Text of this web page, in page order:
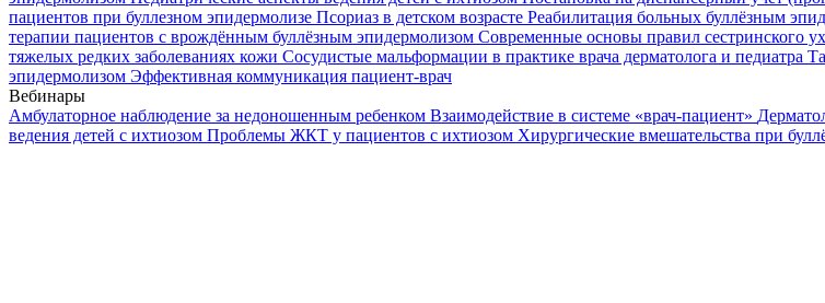
пациентов при буллезном эпидермолизе Псориаз в детском возрасте Реабилитация больных буллёзным
терапии пациентов с врождённым буллёзным эпидермолизом Современные основы правил сестринского
тяжелых редких заболеваниях кожи Сосудистые мальформации в практике врача дерматолога и педиатра
эпидермолизом Эффективная коммуникация пациент-врач
Вебинары
Амбулаторное наблюдение за недоношенным ребенком Взаимодействие в системе «врач-пациент»
ведения детей с ихтиозом Проблемы ЖКТ у пациентов с ихтиозом Хирургические вмешательства при